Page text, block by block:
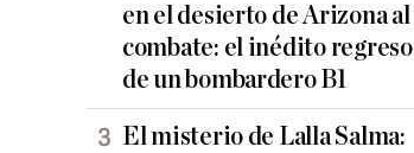
en el desierto de Arizona al
combate: el inédito regreso
de un bombardero B1
El misterio de Lalla Salma: